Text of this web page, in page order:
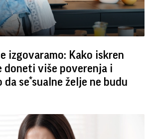
izgovaramo: Kako iskren
doneti više poverenja i
se*sualne želje ne budu